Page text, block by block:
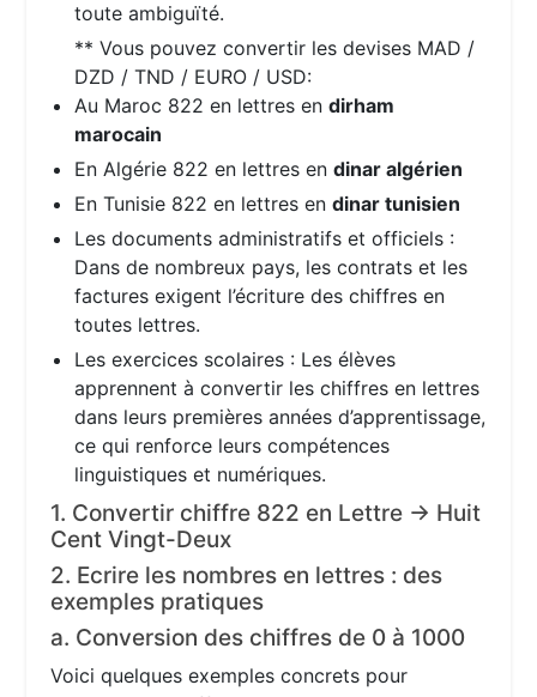
toute ambiguïté.
** Vous pouvez convertir les devises MAD /
DZD / TND / EURO / USD:
Au Maroc 822 en lettres endirham
marocain
En Algérie 822 en lettres endinar algérien
En Tunisie 822 en lettres endinar tunisien
Les documents administratifs et officiels :
Dans de nombreux pays, les contrats et les
factures exigent l’écriture des chiffres en
toutes lettres.
Les exercices scolaires : Les élèves
apprennent à convertir les chiffres en lettres
dans leurs premières années d’apprentissage,
ce qui renforce leurs compétences
linguistiques et numériques.
1. Convertir chiffre 822 en Lettre → Huit
Cent Vingt-Deux
2. Ecrire les nombres en lettres : des
exemples pratiques
a. Conversion des chiffres de 0 à 1000
Voici quelques exemples concrets pour